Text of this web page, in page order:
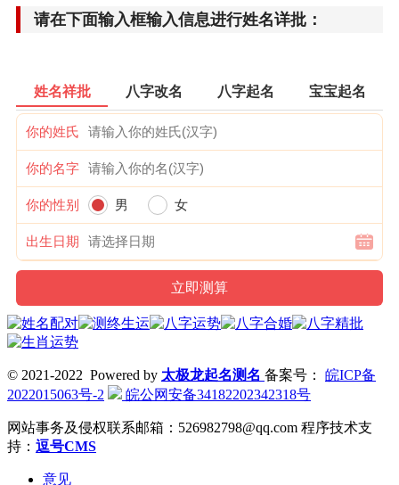
请在下面输入框输入信息进行姓名详批：
姓名祥批 八字改名 八字起名 宝宝起名
你的姓氏
你的名字
你的性别 男 女
出生日期
© 2021-2022 Powered by 太极龙起名测名 备案号： 皖ICP备
2022015063号-2
皖公网安备34182202342318号
网站事务及侵权联系邮箱：526982798@qq.com 程序技术支
持： 逗号CMS
意见